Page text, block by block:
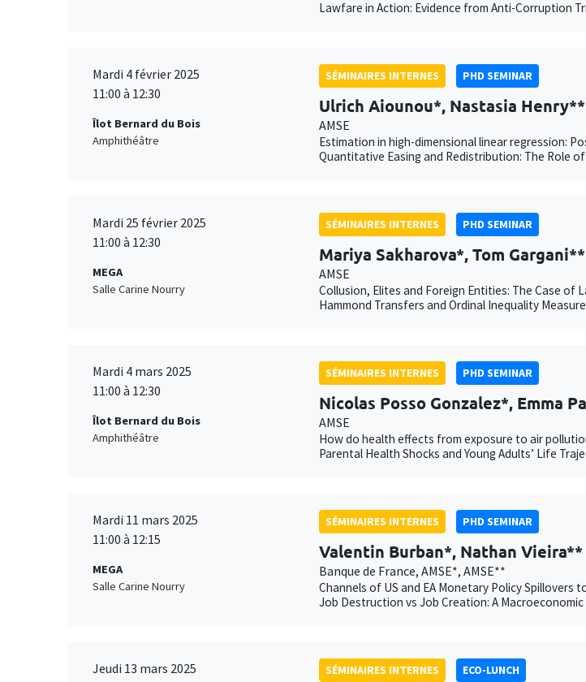
Lawfare in Action: Evidence from Anti-Corruption
Mardi 4 février 2025
11:00 à 12:30
Îlot Bernard du Bois
Amphithéâtre
SÉMINAIRES INTERNES PHD SEMINAR
Ulrich Aiounou*, Nastasia Henry**
AMSE
Estimation in high-dimensional linear regression:
Quantitative Easing and Redistribution: The Role
Mardi 25 février 2025
11:00 à 12:30
MEGA
Salle Carine Nourry
SÉMINAIRES INTERNES PHD SEMINAR
Mariya Sakharova*, Tom Gargani**
AMSE
Collusion, Elites and Foreign Entities: The Case of
Hammond Transfers and Ordinal Inequality
Mardi 4 mars 2025
11:00 à 12:30
Îlot Bernard du Bois
Amphithéâtre
SÉMINAIRES INTERNES PHD SEMINAR
Nicolas Posso Gonzalez*, Emma
AMSE
How do health effects from exposure to air
Parental Health Shocks and Young Adults’ Life
Mardi 11 mars 2025
11:00 à 12:15
MEGA
Salle Carine Nourry
SÉMINAIRES INTERNES PHD SEMINAR
Valentin Burban*, Nathan Vieira**
Banque de France, AMSE*, AMSE**
Channels of US and EA Monetary Policy Spillovers
Job Destruction vs Job Creation: A
Jeudi 13 mars 2025
SÉMINAIRES INTERNES ECO-LUNCH